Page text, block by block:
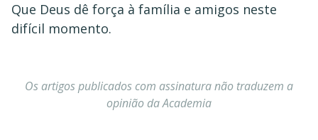
Que Deus dê força à família e amigos neste
difícil momento.
Os artigos publicados com assinatura não traduzem a
opinião da Academia